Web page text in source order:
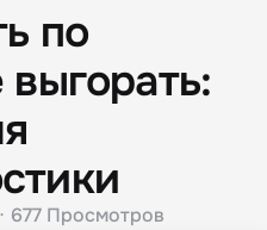
по
677 Просмотров